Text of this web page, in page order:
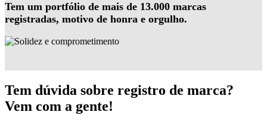
Tem um portfólio de mais de 13.000 marcas
registradas, motivo de honra e orgulho.
Tem dúvida sobre registro de marca?
Vem com a gente!